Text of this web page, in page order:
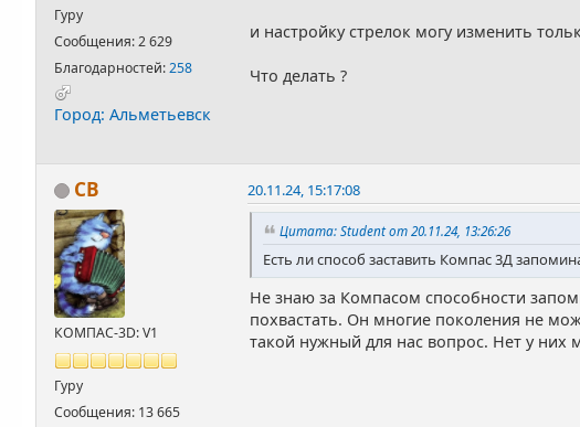
Гуру
Сообщения: 2 629
Благодарностей:258
Город: Альметьевск
и настройку стрелок могу изменить
Что делать ?
СВ
КОМПАС-3D: V1
Гуру
Сообщения: 13 665
20.11.24, 15:17:08
Цитата: Student от 20.11.24, 13:26:26
Есть ли способ заставить Компас 3Д
Не знаю за Компасом способности
похвастать. Он многие поколения не
такой нужный для нас вопрос. Нет у них